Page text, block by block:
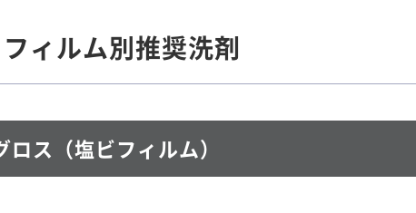
フィルム別推奨洗剤
ロス（塩ビフィルム）